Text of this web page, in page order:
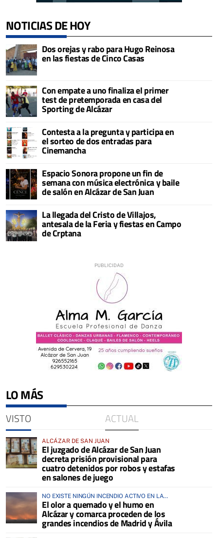
NOTICIAS DE HOY
Dos orejas y rabo para Hugo Reinosa
en las fiestas de Cinco Casas
Con empate a uno finaliza el primer
test de pretemporada en casa del
Sporting de Alcázar
Contesta a la pregunta y participa en
el sorteo de dos entradas para
Cinemancha
Espacio Sonora propone un fin de
semana con música electrónica y baile
de salón en Alcázar de San Juan
La llegada del Cristo de Villajos,
antesala de la Feria y fiestas en Campo
de Crptana
LO MÁS
VISTO ACTUAL
ALCÁZAR DE SAN JUAN
El juzgado de Alcázar de San Juan
decreta prisión provisional para
cuatro detenidos por robos y estafas
en salones de juego
NO EXISTE NINGÚN INCENDIO ACTIVO EN LA
COMARCA
El olor a quemado y el humo en
Alcázar y comarca proceden de los
grandes incendios de Madrid y Ávila